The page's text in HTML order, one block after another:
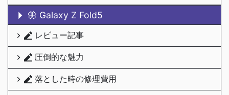
🦋 Galaxy Z Fold5
レビュー記事
圧倒的な魅力
落とした時の修理費用